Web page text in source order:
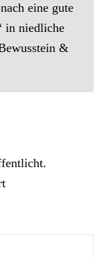
eine gute
in niedliche
&